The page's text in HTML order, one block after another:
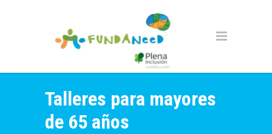
Talleres para mayores
de 65 años